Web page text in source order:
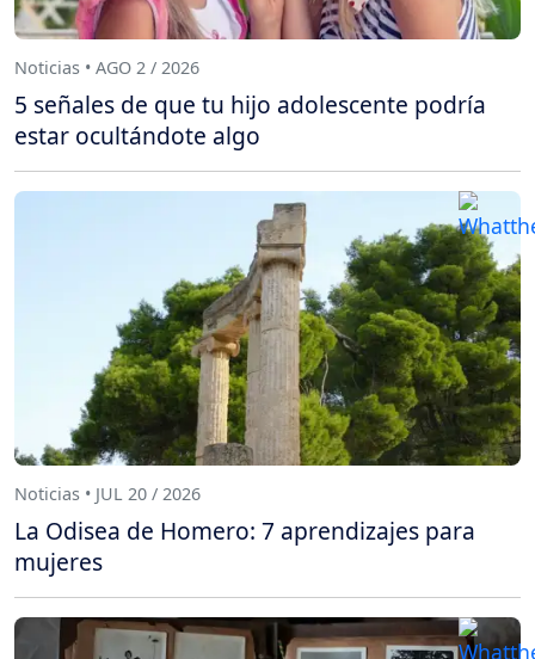
Noticias • AGO 2 / 2026
5 señales de que tu hijo adolescente podría
estar ocultándote algo
Noticias • JUL 20 / 2026
La Odisea de Homero: 7 aprendizajes para
mujeres